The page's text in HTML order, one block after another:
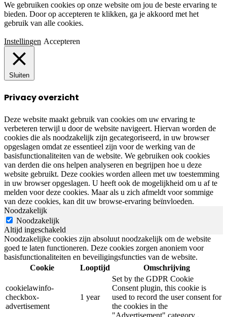
We gebruiken cookies op onze website om jou de beste ervaring te
bieden. Door op accepteren te klikken, ga je akkoord met het
gebruik van alle cookies.
Instellingen Accepteren
Sluiten
Privacy overzicht
Deze website maakt gebruik van cookies om uw ervaring te
verbeteren terwijl u door de website navigeert. Hiervan worden de
cookies die als noodzakelijk zijn gecategoriseerd, in uw browser
opgeslagen omdat ze essentieel zijn voor de werking van de
basisfunctionaliteiten van de website. We gebruiken ook cookies
van derden die ons helpen analyseren en begrijpen hoe u deze
website gebruikt. Deze cookies worden alleen met uw toestemming
in uw browser opgeslagen. U heeft ook de mogelijkheid om u af te
melden voor deze cookies. Maar als u zich afmeldt voor sommige
van deze cookies, kan dit uw browse-ervaring beïnvloeden.
Noodzakelijk
Noodzakelijk
Altijd ingeschakeld
Noodzakelijke cookies zijn absoluut noodzakelijk om de website
goed te laten functioneren. Deze cookies zorgen anoniem voor
basisfunctionaliteiten en beveiligingsfuncties van de website.
Cookie
Looptijd Omschrijving
cookielawinfo-
checkbox-
advertisement
1 year
Set by the GDPR Cookie
Consent plugin, this cookie is
used to record the user consent for
the cookies in the
"Advertisement" category .